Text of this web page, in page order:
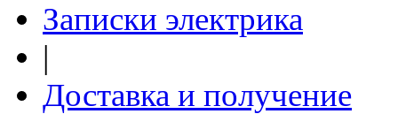
Записки электрика
|
Доставка и получение